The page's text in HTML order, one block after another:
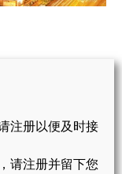
注册以便及时接
请注册并留下您